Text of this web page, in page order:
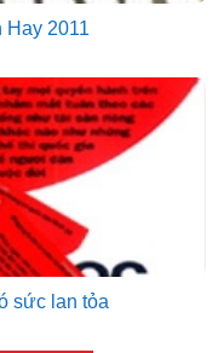
Hay 2011
sức lan tỏa